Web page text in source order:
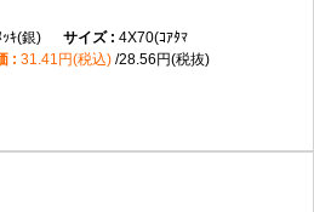
ｯｷ(銀)
4X70(ｺｱﾀﾏ
31.41円(税込) 28.56円(税抜)